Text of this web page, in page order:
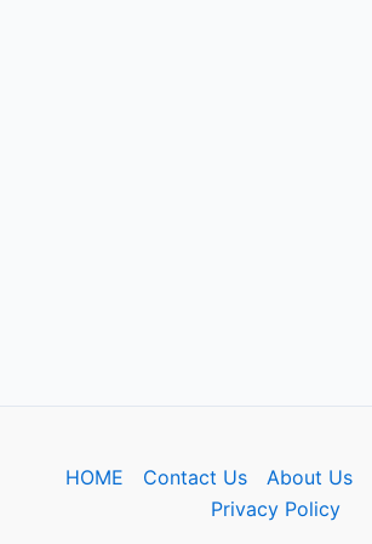
HOME Contact Us About Us
Privacy Policy